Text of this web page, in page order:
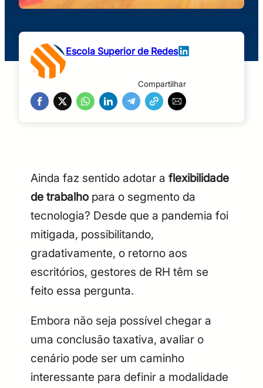
Escola Superior de Redes
Compartilhar
Ainda faz sentido adotar a flexibilidade
de trabalho para o segmento da
tecnologia? Desde que a pandemia foi
mitigada, possibilitando,
gradativamente, o retorno aos
escritórios, gestores de RH têm se
feito essa pergunta.
Embora não seja possível chegar a
uma conclusão taxativa, avaliar o
cenário pode ser um caminho
interessante para definir a modalidade